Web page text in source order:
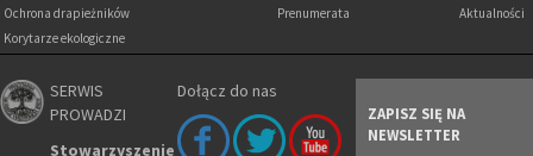
Ochrona drapieżników
Korytarze ekologiczne
Prenumerata
Aktualności
SERWIS
PROWADZI
Stowarzyszenie
Dołącz do nas
ZAPISZ SIĘ NA
NEWSLETTER